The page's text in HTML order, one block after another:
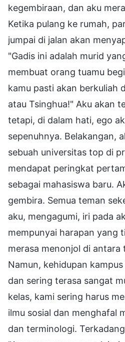
kegembiraan, dan aku
Ketika pulang ke rumah,
jumpai di jalan akan
"Gadis ini adalah murid
membuat orang tuamu
kamu pasti akan berkuliah
atau Tsinghua!" Aku akan
tetapi, di dalam hati, ego
sepenuhnya. Belakangan,
sebuah universitas top di
mendapat peringkat
sebagai mahasiswa baru.
gembira. Semua teman
aku, mengagumi, iri pada
mempunyai harapan yang
merasa menonjol di antara
Namun, kehidupan
dan sering terasa sangat
kelas, kami sering harus
ilmu sosial dan menghafal
dan terminologi.